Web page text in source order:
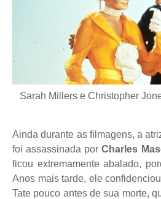
Sarah Millers e Christopher
Ainda durante as filmagens, a
foi assassinada porCharles
ficou extremamente abalado,
Anos mais tarde, ele
Tate pouco antes de sua morte,